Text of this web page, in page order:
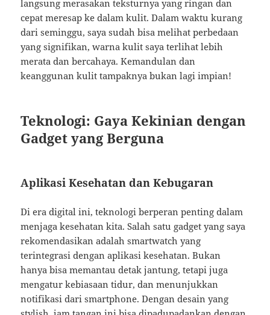
langsung merasakan teksturnya yang ringan dan
cepat meresap ke dalam kulit. Dalam waktu kurang
dari seminggu, saya sudah bisa melihat perbedaan
yang signifikan, warna kulit saya terlihat lebih
merata dan bercahaya. Kemandulan dan
keanggunan kulit tampaknya bukan lagi impian!
Teknologi: Gaya Kekinian dengan
Gadget yang Berguna
Aplikasi Kesehatan dan Kebugaran
Di era digital ini, teknologi berperan penting dalam
menjaga kesehatan kita. Salah satu gadget yang saya
rekomendasikan adalah smartwatch yang
terintegrasi dengan aplikasi kesehatan. Bukan
hanya bisa memantau detak jantung, tetapi juga
mengatur kebiasaan tidur, dan menunjukkan
notifikasi dari smartphone. Dengan desain yang